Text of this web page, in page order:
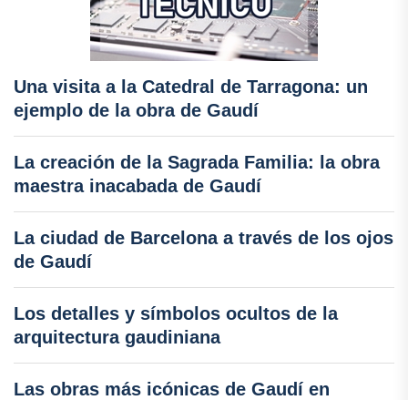
Una visita a la Catedral de Tarragona: un
ejemplo de la obra de Gaudí
La creación de la Sagrada Familia: la obra
maestra inacabada de Gaudí
La ciudad de Barcelona a través de los ojos
de Gaudí
Los detalles y símbolos ocultos de la
arquitectura gaudiniana
Las obras más icónicas de Gaudí en